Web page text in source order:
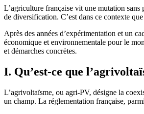
L’agriculture française vit une mutation sans
de diversification. C’est dans ce contexte
Après des années d’expérimentation et un
économique et environnementale pour le
et démarches concrètes.
I. Qu’est-ce que
L’agrivoltaïsme, ou agri-PV, désigne la
un champ. La réglementation française,